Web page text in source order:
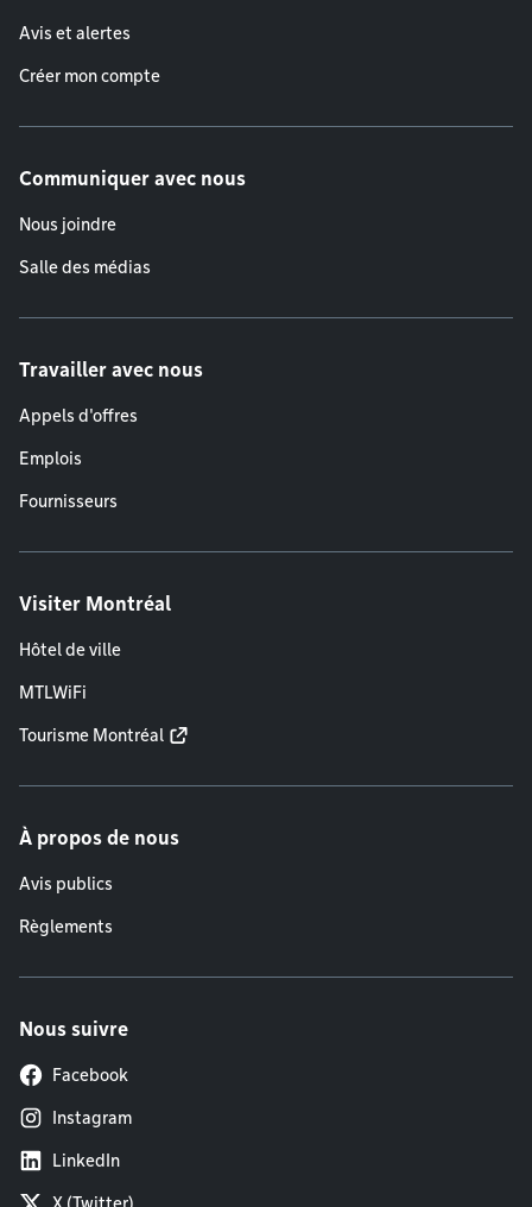
Avis et alertes
Créer mon compte
Communiquer avec nous
Nous joindre
Salle des médias
Travailler avec nous
Appels d'offres
Emplois
Fournisseurs
Visiter Montréal
Hôtel de ville
MTLWiFi
Tourisme Montréal
À propos de nous
Avis publics
Règlements
Nous suivre
Facebook
Instagram
LinkedIn
X (Twitter)